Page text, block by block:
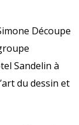
Découpe
Sandelin à
du dessin et